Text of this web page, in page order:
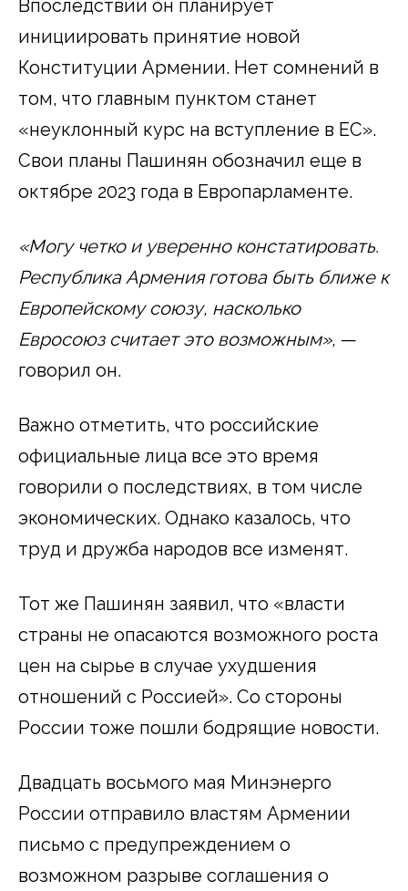
Впоследствии он планирует
инициировать принятие новой
Конституции Армении. Нет сомнений в
том, что главным пунктом станет
«неуклонный курс на вступление в ЕС».
Свои планы Пашинян обозначил еще в
октябре 2023 года в Европарламенте.
«Могу четко и уверенно констатировать.
Республика Армения готова быть ближе к
Европейскому союзу, насколько
Евросоюз считает это возможным», —
говорил он.
Важно отметить, что российские
официальные лица все это время
говорили о последствиях, в том числе
экономических. Однако казалось, что
труд и дружба народов все изменят.
Тот же Пашинян заявил, что «власти
страны не опасаются возможного роста
цен на сырье в случае ухудшения
отношений с Россией». Со стороны
России тоже пошли бодрящие новости.
Двадцать восьмого мая Минэнерго
России отправило властям Армении
письмо с предупреждением о
возможном разрыве соглашения о